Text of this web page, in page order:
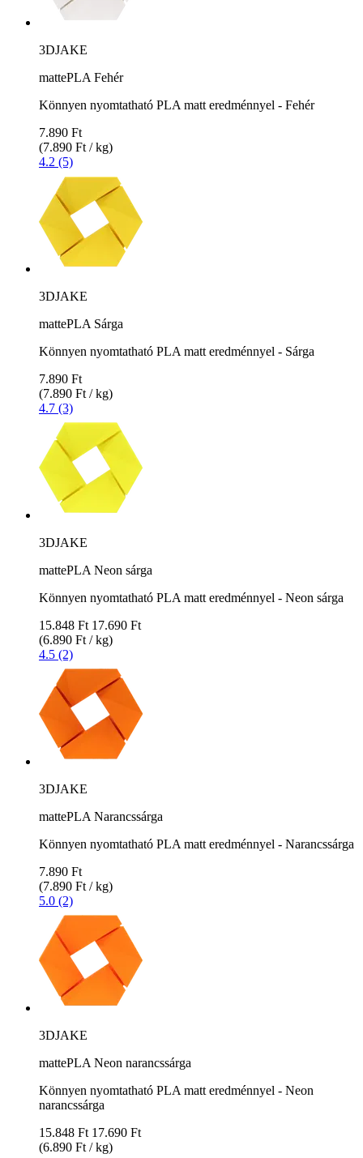
3DJAKE
mattePLA Fehér
Könnyen nyomtatható PLA matt eredménnyel - Fehér
7.890 Ft
(7.890 Ft / kg)
4.2 (5)
3DJAKE
mattePLA Sárga
Könnyen nyomtatható PLA matt eredménnyel - Sárga
7.890 Ft
(7.890 Ft / kg)
4.7 (3)
3DJAKE
mattePLA Neon sárga
Könnyen nyomtatható PLA matt eredménnyel - Neon sárga
15.848 Ft 17.690 Ft
(6.890 Ft / kg)
4.5 (2)
3DJAKE
mattePLA Narancssárga
Könnyen nyomtatható PLA matt eredménnyel - Narancssárga
7.890 Ft
(7.890 Ft / kg)
5.0 (2)
3DJAKE
mattePLA Neon narancssárga
Könnyen nyomtatható PLA matt eredménnyel - Neon
narancssárga
15.848 Ft 17.690 Ft
(6.890 Ft / kg)